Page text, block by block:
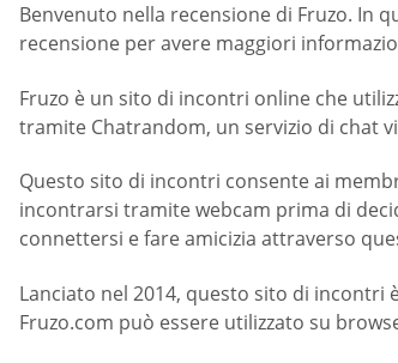
Benvenuto nella recensione di Fruzo. In
recensione per avere maggiori
Fruzo è un sito di incontri online che
tramite Chatrandom, un servizio di chat
Questo sito di incontri consente ai
incontrarsi tramite webcam prima di
connettersi e fare amicizia attraverso
Lanciato nel 2014, questo sito di
Fruzo.com può essere utilizzato su